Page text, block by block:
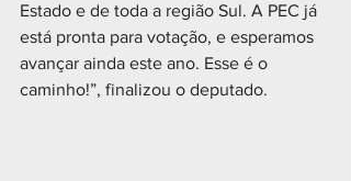
Estado e de toda a região Sul. A PEC já
está pronta para votação, e esperamos
avançar ainda este ano. Esse é o
caminho!”, finalizou o deputado.